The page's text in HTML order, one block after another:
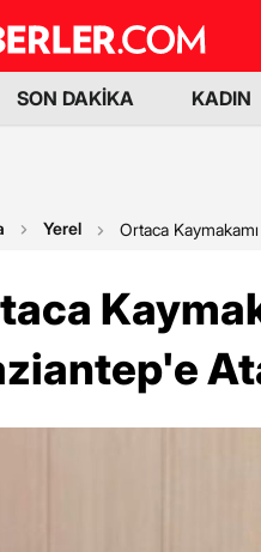
SON DAKİKA KADIN
Yerel Ortaca